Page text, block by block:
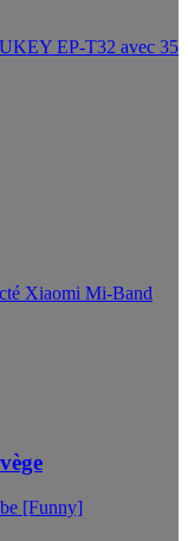
EP-T32 avec 35
Xiaomi Mi-Band
[Funny]